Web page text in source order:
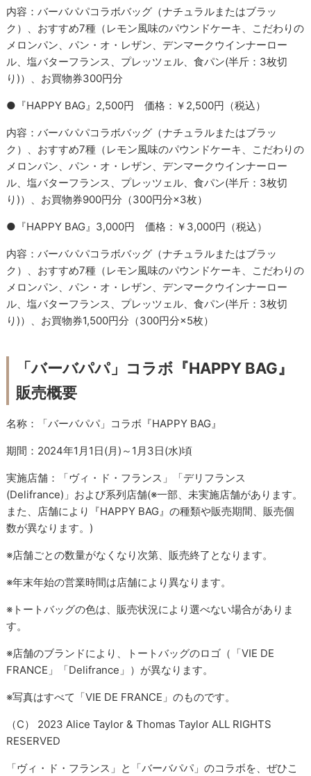
内容：バーバパパコラボバッグ（ナチュラルまたはブラッ
ク）、おすすめ7種（レモン風味のパウンドケーキ、こだわりの
メロンパン、パン・オ・レザン、デンマークウインナーロー
ル、塩バターフランス、プレッツェル、食パン(半斤：3枚切
り)）、お買物券300円分
●『HAPPY BAG』2,500円 価格：￥2,500円（税込）
内容：バーバパパコラボバッグ（ナチュラルまたはブラッ
ク）、おすすめ7種（レモン風味のパウンドケーキ、こだわりの
メロンパン、パン・オ・レザン、デンマークウインナーロー
ル、塩バターフランス、プレッツェル、食パン(半斤：3枚切
り)）、お買物券900円分（300円分×3枚）
●『HAPPY BAG』3,000円 価格：￥3,000円（税込）
内容：バーバパパコラボバッグ（ナチュラルまたはブラッ
ク）、おすすめ7種（レモン風味のパウンドケーキ、こだわりの
メロンパン、パン・オ・レザン、デンマークウインナーロー
ル、塩バターフランス、プレッツェル、食パン(半斤：3枚切
り)）、お買物券1,500円分（300円分×5枚）
「バーバパパ」コラボ『HAPPY BAG』
販売概要
名称：「バーバパパ」コラボ『HAPPY BAG』
期間：2024年1月1日(月)～1月3日(水)頃
実施店舗：「ヴィ・ド・フランス」「デリフランス
(Delifrance)」および系列店舗(※一部、未実施店舗があります。
また、店舗により『HAPPY BAG』の種類や販売期間、販売個
数が異なります。)
※店舗ごとの数量がなくなり次第、販売終了となります。
※年末年始の営業時間は店舗により異なります。
※トートバッグの色は、販売状況により選べない場合がありま
す。
※店舗のブランドにより、トートバッグのロゴ（「VIE DE
FRANCE」「Delifrance」）が異なります。
※写真はすべて「VIE DE FRANCE」のものです。
（C） 2023 Alice Taylor & Thomas Taylor ALL RIGHTS
RESERVED
「ヴィ・ド・フランス」と「バーバパパ」のコラボを、ぜひこ